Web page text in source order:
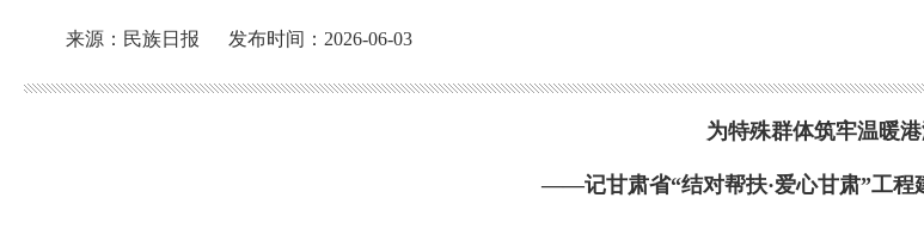
来源：民族日报 发布时间：2026-06-03
为特殊群体筑牢温暖
——记甘肃省“结对帮扶·爱心甘肃”工程